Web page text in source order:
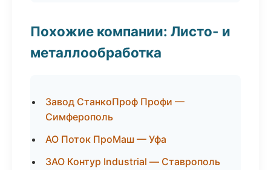
Похожие компании: Листо- и
металлообработка
Завод СтанкоПроф Профи —
Симферополь
АО Поток ПроМаш — Уфа
ЗАО Контур Industrial — Ставрополь